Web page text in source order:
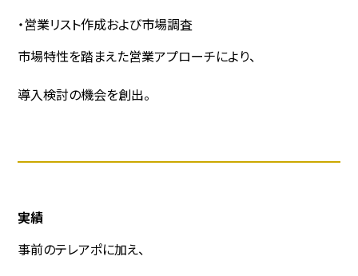
・営業リスト作成および市場調査
市場特性を踏まえた営業アプローチにより、
導入検討の機会を創出。
実績
事前のテレアポに加え、